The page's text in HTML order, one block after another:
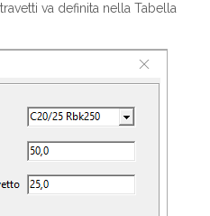
va definita nella Tabella